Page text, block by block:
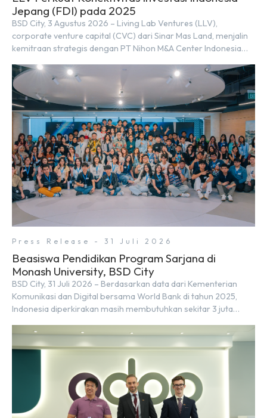
Jepang (FDI) pada 2025
BSD City, 3 Agustus 2026 – Living Lab Ventures (LLV),
corporate venture capital (CVC) dari Sinar Mas Land, menjalin
kemitraan strategis dengan PT Nihon M&A Center Indonesia
tersebut ditandai dengan penandatanganan Memorandum of
Understanding (MoU) oleh Bayu Seto (Partner at Living Lab
Ventures) dan Kosuke Kawata […]
Press Release - 31 Juli 2026
Beasiswa Pendidikan Program Sarjana di
Monash University, BSD City
BSD City, 31 Juli 2026 – Berdasarkan data dari Kementerian
Komunikasi dan Digital bersama World Bank di tahun 2025,
Indonesia diperkirakan masih membutuhkan sekitar 3 juta
tenaga digital baru setiap tahunnya untuk mendukung
percepatan transformasi digital di berbagai sektor strategis.
Kebutuhan tersebut menjadikan pengembangan sumber daya